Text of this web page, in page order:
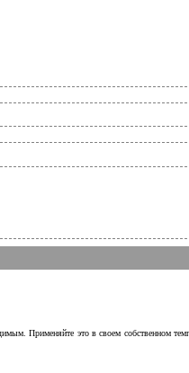
Применяйте это в своем собственном